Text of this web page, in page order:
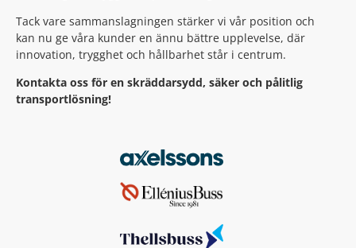
Tack vare sammanslagningen stärker vi vår position och
kan nu ge våra kunder en ännu bättre upplevelse, där
innovation, trygghet och hållbarhet står i centrum.
Kontakta oss för en skräddarsydd, säker och pålitlig
transportlösning!